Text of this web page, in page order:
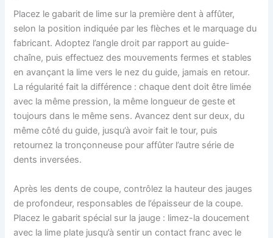
Placez le gabarit de lime sur la première dent à affûter,
selon la position indiquée par les flèches et le marquage du
fabricant. Adoptez l’angle droit par rapport au guide-
chaîne, puis effectuez des mouvements fermes et stables
en avançant la lime vers le nez du guide, jamais en retour.
La régularité fait la différence : chaque dent doit être limée
avec la même pression, la même longueur de geste et
toujours dans le même sens. Avancez dent sur deux, du
même côté du guide, jusqu’à avoir fait le tour, puis
retournez la tronçonneuse pour affûter l’autre série de
dents inversées.
Après les dents de coupe, contrôlez la hauteur des jauges
de profondeur, responsables de l’épaisseur de la coupe.
Placez le gabarit spécial sur la jauge : limez-la doucement
avec la lime plate jusqu’à sentir un contact franc avec le